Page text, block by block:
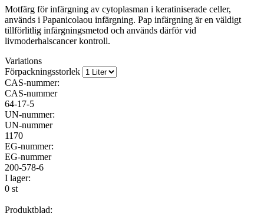
Motfärg för infärgning av cytoplasman i keratiniserade celler,
används i Papanicolaou infärgning. Pap infärgning är en väldigt
tillförlitlig infärgningsmetod och används därför vid
livmoderhalscancer kontroll.
Variations
Förpackningsstorlek
CAS-nummer:
CAS-nummer
64-17-5
UN-nummer:
UN-nummer
1170
EG-nummer:
EG-nummer
200-578-6
I lager:
0 st
Produktblad: